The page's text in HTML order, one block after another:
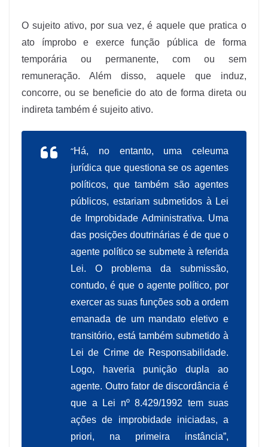
O sujeito ativo, por sua vez, é aquele que pratica o
ato ímprobo e exerce função pública de forma
temporária ou permanente, com ou sem
remuneração. Além disso, aquele que induz,
concorre, ou se beneficie do ato de forma direta ou
indireta também é sujeito ativo.
“Há, no entanto, uma celeuma
jurídica que questiona se os agentes
políticos, que também são agentes
públicos, estariam submetidos à Lei
de Improbidade Administrativa. Uma
das posições doutrinárias é de que o
agente político se submete à referida
Lei. O problema da submissão,
contudo, é que o agente político, por
exercer as suas funções sob a ordem
emanada de um mandato eletivo e
transitório, está também submetido à
Lei de Crime de Responsabilidade.
Logo, haveria punição dupla ao
agente. Outro fator de discordância é
que a Lei nº 8.429/1992 tem suas
ações de improbidade iniciadas, a
priori, na primeira instância”,